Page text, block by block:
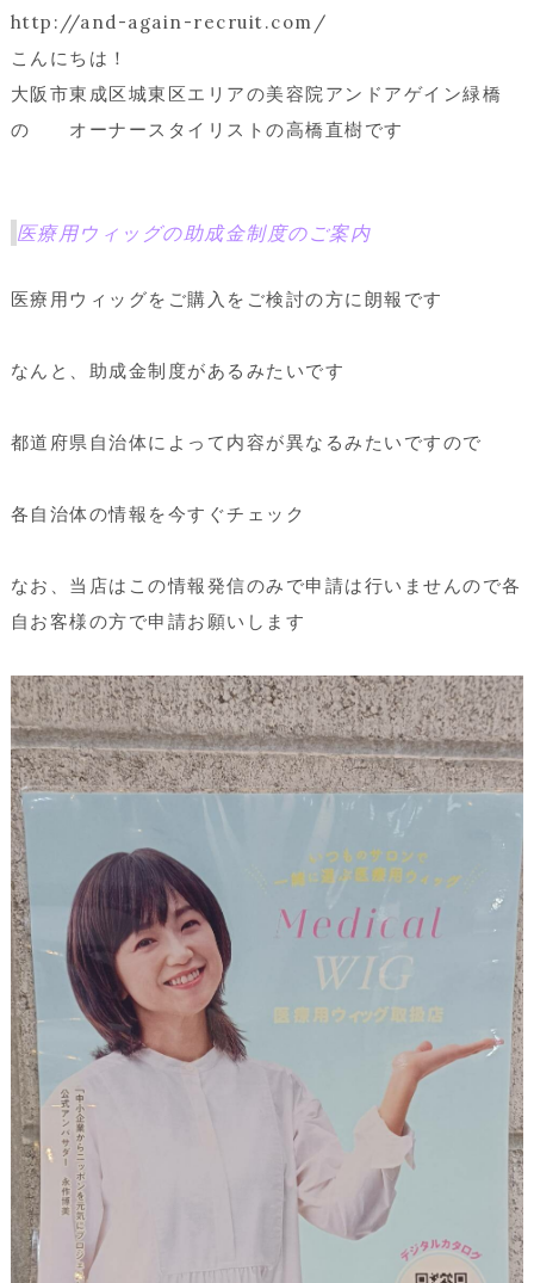
http://and-again-recruit.com/
こんにちは！
大阪市東成区城東区エリアの美容院アンドアゲイン緑橋
の オーナースタイリストの高橋直樹です
医療用ウィッグの助成金制度のご案内
医療用ウィッグをご購入をご検討の方に朗報です
なんと、助成金制度があるみたいです
都道府県自治体によって内容が異なるみたいですので
各自治体の情報を今すぐチェック
なお、当店はこの情報発信のみで申請は行いませんので各
自お客様の方で申請お願いします